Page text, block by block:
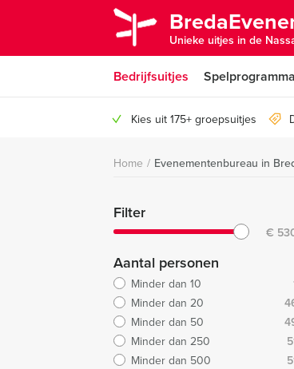
Unieke uitjes in de
Bedrijfsuitjes
Kies uit 175+ groepsuitjes
Home / Evenementenbureau in
Filter
€
Aantal personen
Minder dan 10
Minder dan 20
Minder dan 50
Minder dan 250
Minder dan 500